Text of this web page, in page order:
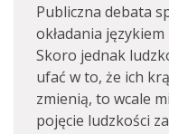
Publiczna debata
okładania językiem
Skoro jednak
ufać w to, że ich
zmienią, to wcale
pojęcie ludzkości